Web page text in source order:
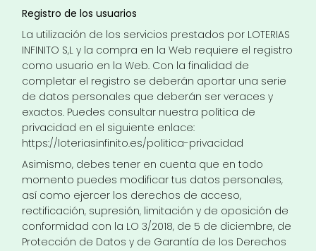
Registro de los usuarios
La utilización de los servicios prestados por LOTERIAS
INFINITO S,L y la compra en la Web requiere el registro
como usuario en la Web. Con la finalidad de
completar el registro se deberán aportar una serie
de datos personales que deberán ser veraces y
exactos. Puedes consultar nuestra política de
privacidad en el siguiente enlace:
https://loteriasinfinito.es/politica-privacidad
Asimismo, debes tener en cuenta que en todo
momento puedes modificar tus datos personales,
así como ejercer los derechos de acceso,
rectificación, supresión, limitación y de oposición de
conformidad con la LO 3/2018, de 5 de diciembre, de
Protección de Datos y de Garantía de los Derechos